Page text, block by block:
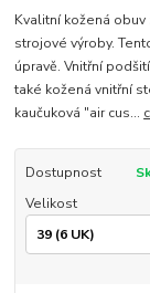
Kvalitní kožená
strojové výroby.
úpravě. Vnitřní
také kožená vnitřní
kaučuková "air cus...
Dostupnost
Velikost